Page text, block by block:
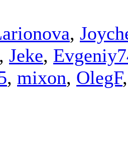
,
, Jeke,
, mixon, OlegF